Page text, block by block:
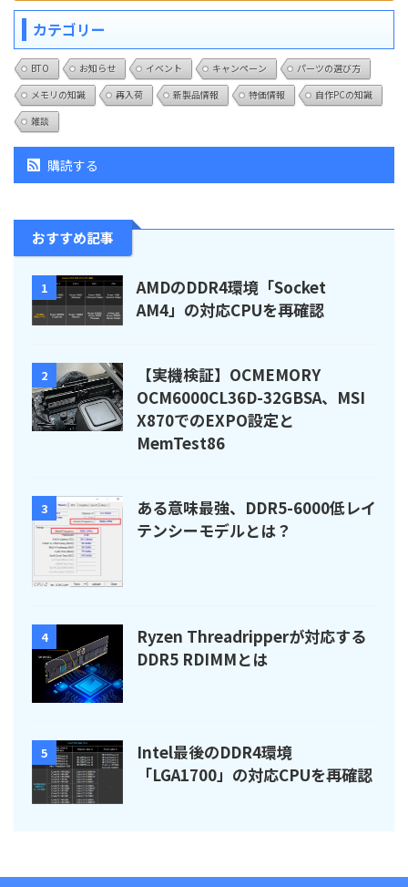
カテゴリー
BTO お知らせ イベント キャンペーン
パーツの選び方
メモリの知識
再入荷 新製品情報 特価情報
自作PCの知識
雑談
購読する
おすすめ記事
1
AMDのDDR4環境「Socket
AM4」の対応CPUを再確認
2
【実機検証】OCMEMORY
OCM6000CL36D-32GBSA、MSI
X870でのEXPO設定と
MemTest86
3
ある意味最強、DDR5-6000低レイ
テンシーモデルとは？
4
Ryzen Threadripperが対応する
DDR5 RDIMMとは
5
Intel最後のDDR4環境
「LGA1700」の対応CPUを再確認